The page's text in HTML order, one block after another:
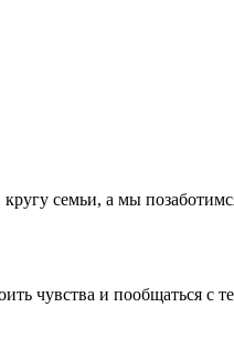
семьи, а мы
чувства и пообщаться с